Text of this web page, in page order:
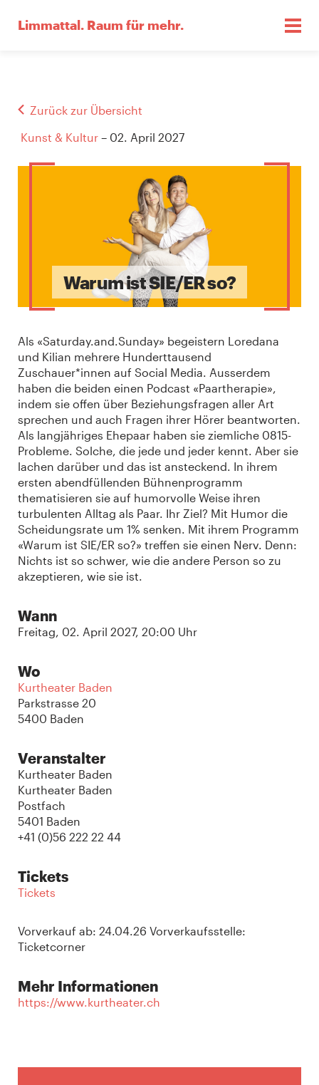
Limmattal. Raum für mehr.
Zurück zur Übersicht
Kunst & Kultur – 02. April 2027
Warum ist SIE/ER so?
Als «Saturday.and.Sunday» begeistern Loredana
und Kilian mehrere Hunderttausend
Zuschauer*innen auf Social Media. Ausserdem
haben die beiden einen Podcast «Paartherapie»,
indem sie offen über Beziehungsfragen aller Art
sprechen und auch Fragen ihrer Hörer beantworten.
Als langjähriges Ehepaar haben sie ziemliche 0815-
Probleme. Solche, die jede und jeder kennt. Aber sie
lachen darüber und das ist ansteckend. In ihrem
ersten abendfüllenden Bühnenprogramm
thematisieren sie auf humorvolle Weise ihren
turbulenten Alltag als Paar. Ihr Ziel? Mit Humor die
Scheidungsrate um 1% senken. Mit ihrem Programm
«Warum ist SIE/ER so?» treffen sie einen Nerv. Denn:
Nichts ist so schwer, wie die andere Person so zu
akzeptieren, wie sie ist.
Wann
Freitag, 02. April 2027, 20:00 Uhr
Wo
Kurtheater Baden
Parkstrasse 20
5400 Baden
Veranstalter
Kurtheater Baden
Kurtheater Baden
Postfach
5401 Baden
+41 (0)56 222 22 44
Tickets
Tickets
Vorverkauf ab: 24.04.26 Vorverkaufsstelle:
Ticketcorner
Mehr Informationen
https://www.kurtheater.ch